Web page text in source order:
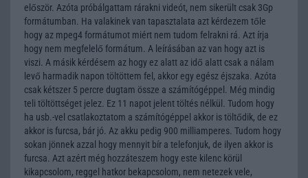
először. Azóta próbálgattam rárakni videót, nem sikerült csak 3Gp
formátumban. Ha valakinek van tapasztalata azt kérdezem tőle
hogy az mpeg4 formátumot miért nem tudom felrakni rá. Azt írja
hogy nem megfelelő formátum. A leírásában az van hogy azt is
viszi. A másik kérdésem az hogy ez alatt az idő alatt csak a nálam
levő harmadik napon töltöttem fel, akkor egy egész éjszaka. Azóta
csak kétszer 5 percre dugtam össze a számítógéppel. Még mindig
teli töltöttséget jelez. Ez 11 napot jelent töltés nélkül. Tudom hogy
ha usb.-vel csatlakoztatom a számítógéppel akkor is töltődik, de ez
akkor is furcsa, bár jó. Az akku pedig 900 milliamperes. Tudom hogy
sokan jönnek azzal hogy mennyit bír a telefonjuk, de ilyen akkor is
furcsa. Azt azért még hozzáteszem hogy este kilenc körül
kikapcsolom, reggel hatkor bekapcsolom, nem netezek vele,